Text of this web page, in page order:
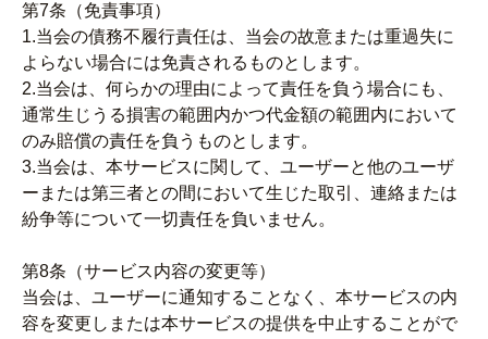
第7条（免責事項）
1.当会の債務不履行責任は、当会の故意または重過失に
よらない場合には免責されるものとします。
2.当会は、何らかの理由によって責任を負う場合にも、
通常生じうる損害の範囲内かつ代金額の範囲内において
のみ賠償の責任を負うものとします。
3.当会は、本サービスに関して、ユーザーと他のユーザ
ーまたは第三者との間において生じた取引、連絡または
紛争等について一切責任を負いません。
第8条（サービス内容の変更等）
当会は、ユーザーに通知することなく、本サービスの内
容を変更しまたは本サービスの提供を中止することがで